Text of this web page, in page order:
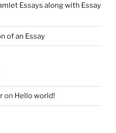
Essays along with Essay
of an Essay
on Hello world!